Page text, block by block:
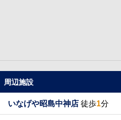
周辺施設
いなげや昭島中神店 徒歩1分